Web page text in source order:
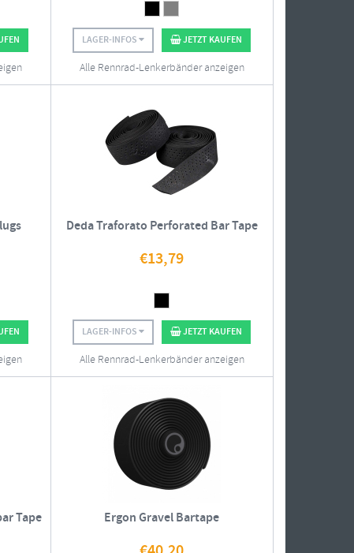
LAGER-INFOS JETZT KAUFEN
Alle Rennrad-Lenkerbänder anzeigen
Deda Traforato Perforated Bar Tape
€13,79
LAGER-INFOS JETZT KAUFEN
Alle Rennrad-Lenkerbänder anzeigen
Tape Ergon Gravel Bartape